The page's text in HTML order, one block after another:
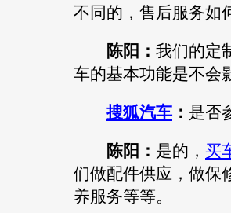
不同的，售后服务如
陈阳： 我们的定
车的基本功能是不会
搜狐汽车 ： 是否
陈阳： 是的， 买
们做配件供应，做保
养服务等等。